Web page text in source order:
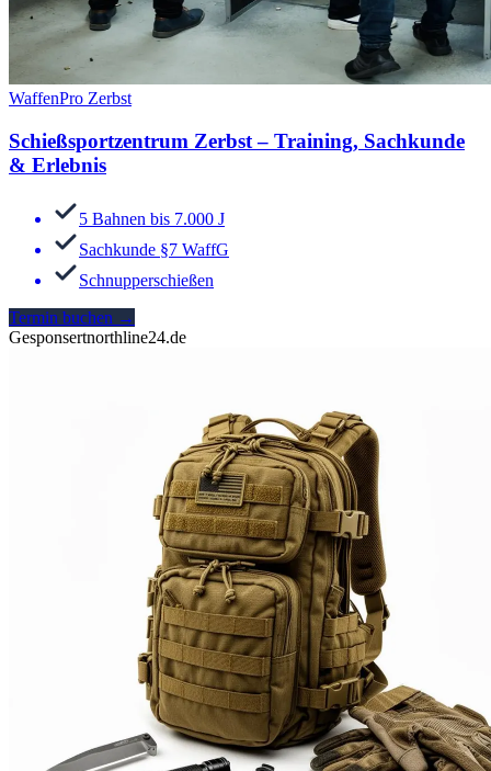
WaffenPro Zerbst
Schießsportzentrum Zerbst – Training, Sachkunde
& Erlebnis
5 Bahnen bis 7.000 J
Sachkunde §7 WaffG
Schnupperschießen
Termin buchen →
Gesponsertnorthline24.de